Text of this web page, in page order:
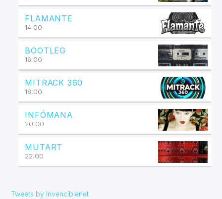
FLAMANTE
14:00
BOOTLEG
16:00
MITRACK 360
18:00
INFÓMANA
20:00
MUTART
22:00
Tweets by Invenciblenet